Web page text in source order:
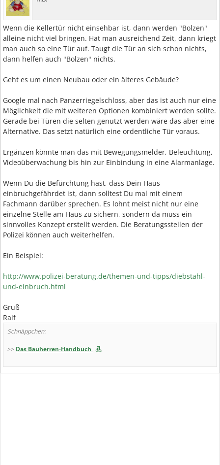
Wenn die Kellertür nicht einsehbar ist, dann werden "Bolzen"
alleine nicht viel bringen. Hat man ausreichend Zeit, dann kriegt
man auch so eine Tür auf. Taugt die Tür an sich schon nichts,
dann helfen auch "Bolzen" nichts.
Geht es um einen Neubau oder ein älteres Gebäude?
Google mal nach Panzerriegelschloss, aber das ist auch nur eine
Möglichkeit die mit weiteren Optionen kombiniert werden sollte.
Gerade bei Türen die selten genutzt werden wäre das aber eine
Alternative. Das setzt natürlich eine ordentliche Tür voraus.
Ergänzen könnte man das mit Bewegungsmelder, Beleuchtung,
Videoüberwachung bis hin zur Einbindung in eine Alarmanlage.
Wenn Du die Befürchtung hast, dass Dein Haus
einbruchgefährdet ist, dann solltest Du mal mit einem
Fachmann darüber sprechen. Es lohnt meist nicht nur eine
einzelne Stelle am Haus zu sichern, sondern da muss ein
sinnvolles Konzept erstellt werden. Die Beratungsstellen der
Polizei können auch weiterhelfen.
Ein Beispiel:
http://www.polizei-beratung.de/themen-und-tipps/diebstahl-
und-einbruch.html
Gruß
Ralf
Schnäppchen:
>> Das Bauherren-Handbuch